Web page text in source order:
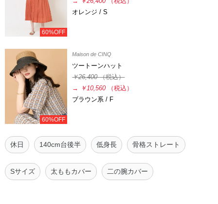
60%OFF
オレンジ / S
60%OFF
Maison de CINQ
ツートーンハット
￥26,400（税込）
→
￥10,560
（税込）
ブラウン系 / F
休日 140cm台後半 低身長 骨格ストレート
Sサイズ 太ももカバー 二の腕カバー